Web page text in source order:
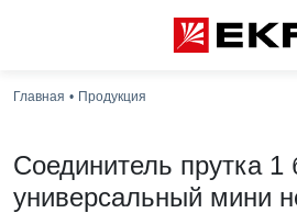
Главная Продукция
Соединитель прутка 1
универсальный мини